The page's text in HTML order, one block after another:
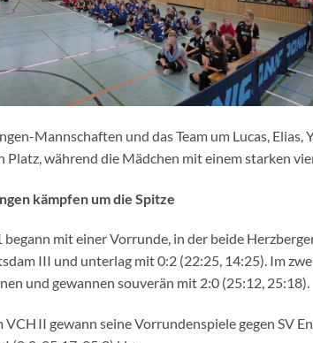
Mannschaften und das Team um Lucas,
Platz, während die Mädchen mit einem starken
kämpfen um die Spitze
begann mit einer Vorrunde, in der beide
III und unterlag mit 0:2 (22:25, 14:25). Im
und gewannen souverän mit 2:0 (25:12, 25:18).
VCH II gewann seine Vorrundenspiele gegen SV